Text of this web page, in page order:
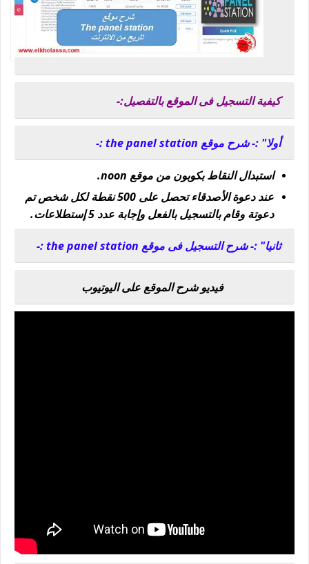
كيفية التسجيل فى الموقع بالتفصيل:-
أولا" :- شرح موقع the panel station :-
استبدال النقاط بكوبون من موقع noon.
عند دعوة الأصدقاء تحصل على 500 نقطة لكل شخص تم
دعوتة وقام بالتسجيل بالفعل وإجابة عدد 5 إستطلاعات.
ثانيا" :- شرح التسجيل فى موقع the panel station :-
فيديو شرح الموقع على اليوتيوب